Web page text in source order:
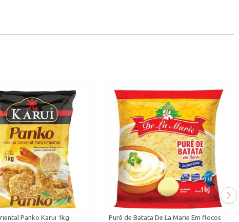
Panko Karui 1kg
Purê de Batata De La Marie Em flocos